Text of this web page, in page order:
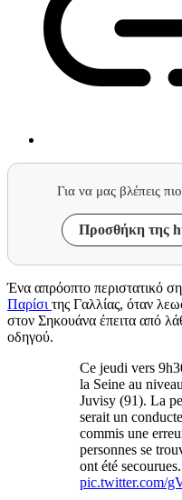
Για να μας βλέπεις
Προσθήκη της
Ένα απρόοπτο περιστατικό
Παρίσι της Γαλλίας, όταν
στον Σηκουάνα έπειτα από
οδηγού.
Ce jeudi vers
la Seine au
Juvisy (91). La
serait un
commis une
personnes se
ont été secourues.
pic.twitter.com/